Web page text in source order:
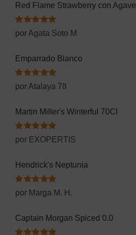
Red Flame Strawberry con Agave
Valorado
con
de 5
por Agata Soto M
Emparrado Blanco
Valorado
con
por Atalaya 78
Martin Miller's Winterful 70Cl
Valorado
con
por EXOPERTIS
Hendrick's Neptunia
Valorado
con
por Marga M. H.
Captain Morgan Spiced 0.0